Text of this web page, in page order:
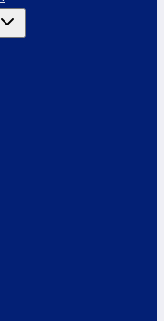
Переключить
дочернее